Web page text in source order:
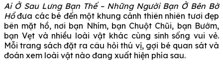
Ai Ở Sau Lưng Bạn Thế – Những Người Bạn Ở Bên Bờ
Hồđưa các bé đến một khung cảnh thiên nhiên tươi đẹp
bên mặt hồ, nơi bạn Nhím, bạn Chuột Chũi, bạn Bướm,
bạn Vẹt và nhiều loài vật khác cùng sinh sống vui vẻ.
Mỗi trang sách đặt ra câu hỏi thú vị, gợi bé quan sát và
đoán xem loài vật nào đang xuất hiện phía sau.